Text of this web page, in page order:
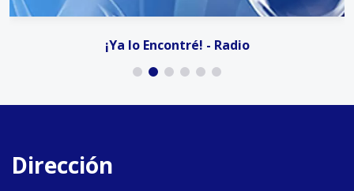
¡Ya lo Encontré! - Radio
Dirección